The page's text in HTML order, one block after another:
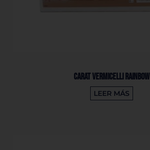
Carat Vermicelli Rainbow
LEER MÁS